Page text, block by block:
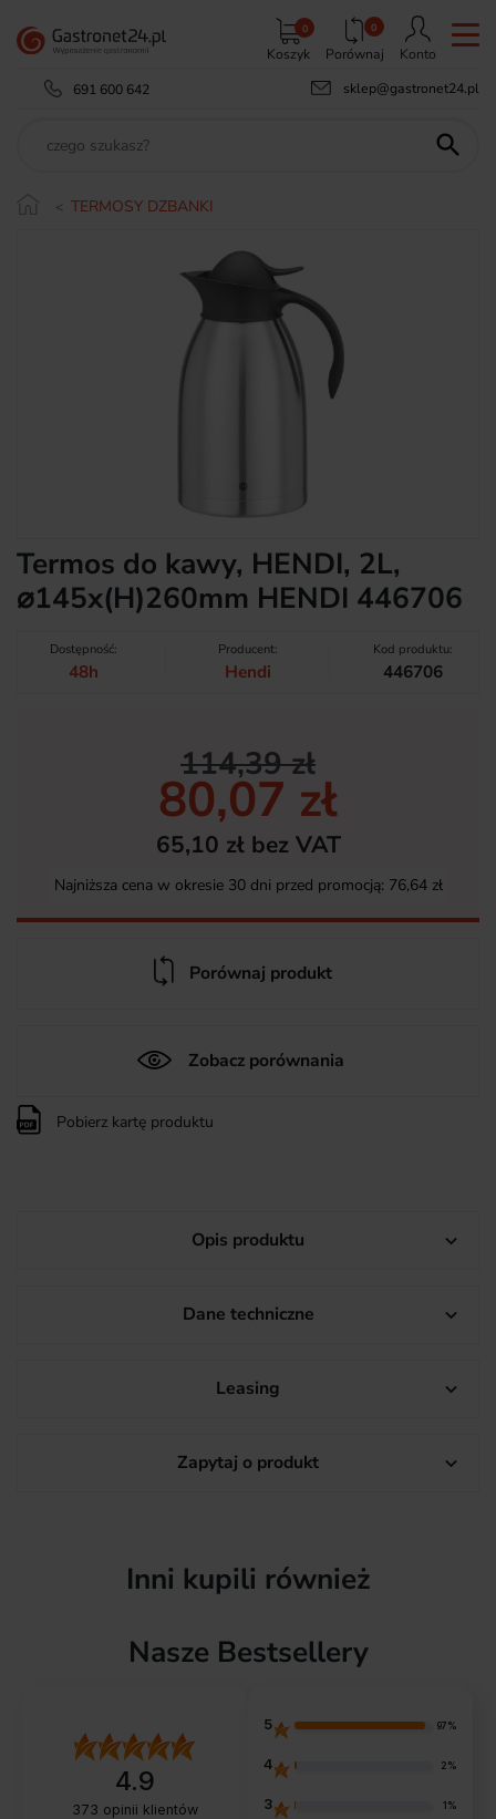
Koszyk
0 0
Porównaj
Konto
691 600 642
sklep@gastronet24.pl

TERMOSY DZBANKI
Termos do kawy, HENDI, 2L,
⌀145x(H)260mm HENDI 446706
Dostępność:
48h
Producent:
Hendi
Kod produktu:
446706
114,39 zł
80,07 zł
65,10 zł bez VAT
Najniższa cena w okresie 30 dni przed promocją: 76,64 zł
Porównaj produkt
Zobacz porównania
Pobierz kartę produktu
Opis produktu 
Dane techniczne 
Leasing 
Zapytaj o produkt 
Inni kupili również
Nasze Bestsellery
4.9
373 opinii klientów
5 97%
4 2%
3 1%